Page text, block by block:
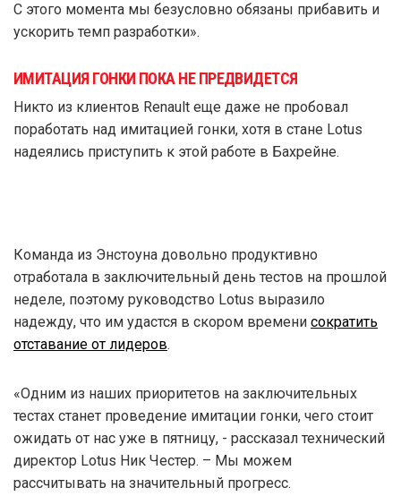
С этого момента мы безусловно обязаны прибавить и
ускорить темп разработки».
ИМИТАЦИЯ ГОНКИ ПОКА НЕ ПРЕДВИДЕТСЯ
Никто из клиентов Renault еще даже не пробовал
поработать над имитацией гонки, хотя в стане Lotus
надеялись приступить к этой работе в Бахрейне.
Команда из Энстоуна довольно продуктивно
отработала в заключительный день тестов на прошлой
неделе, поэтому руководство Lotus выразило
надежду, что им удастся в скором времени сократить
отставание от лидеров.
«Одним из наших приоритетов на заключительных
тестах станет проведение имитации гонки, чего стоит
ожидать от нас уже в пятницу, - рассказал технический
директор Lotus Ник Честер. – Мы можем
рассчитывать на значительный прогресс.